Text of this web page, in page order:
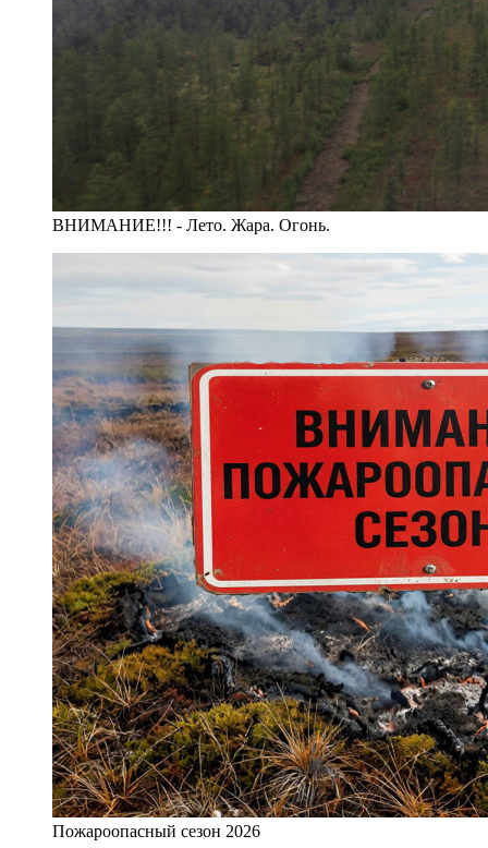
ВНИМАНИЕ!!! - Лето. Жара. Огонь.
Пожароопасный сезон 2026